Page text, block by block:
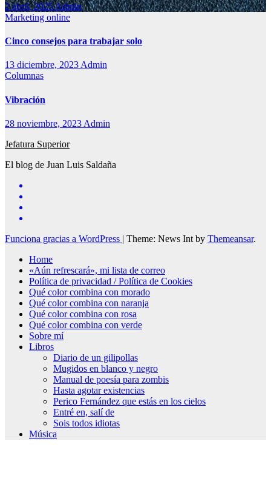
2 abril, 2025Admin
Marketing online
Cinco consejos para trabajar solo
13 diciembre, 2023Admin
Columnas
Vibración
28 noviembre, 2023 Admin
Jefatura Superior
El blog de Juan Luis Saldaña
Funciona gracias a WordPress | Theme: News Int by Themeansar.
Home
«Aún refrescará», mi lista de correo
Política de privacidad / Política de Cookies
Qué color combina con morado
Qué color combina con naranja
Qué color combina con rosa
Qué color combina con verde
Sobre mí
Libros
Diario de un gilipollas
Mugidos en blanco y negro
Manual de poesía para zombis
Hasta agotar existencias
Perico Fernández que estás en los cielos
Entré en, salí de
Sois todos idiotas
Música